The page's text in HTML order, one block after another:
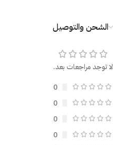
الشحن والتوصيل
لا توجد مراجعات بعد.
0
0
0
0